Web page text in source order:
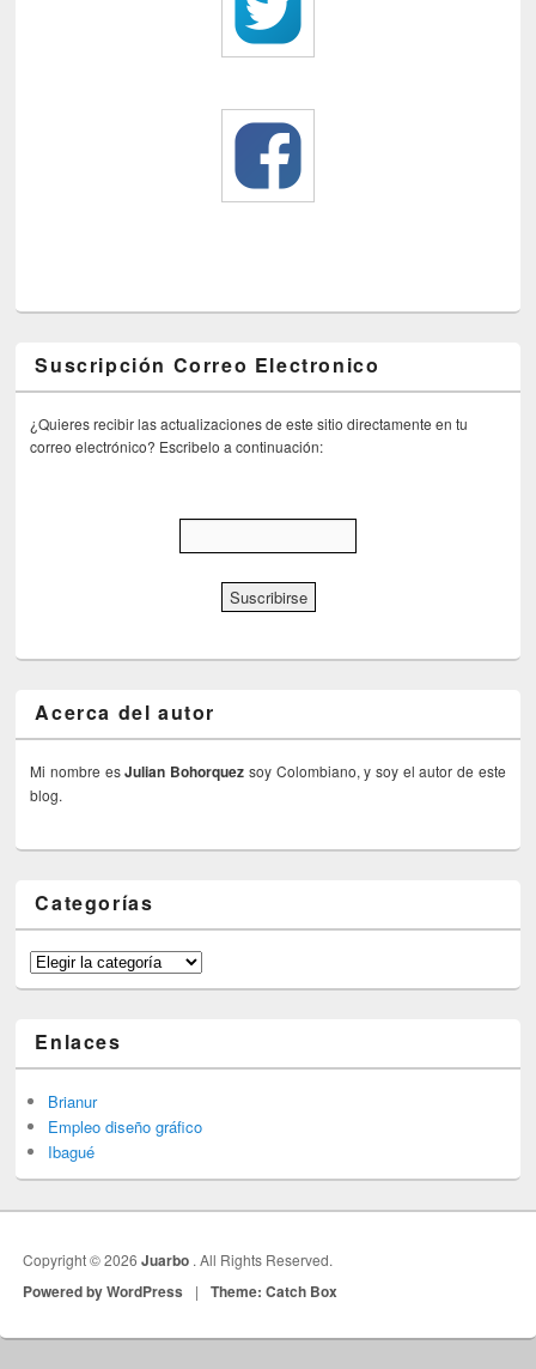
Suscripción Correo Electronico
¿Quieres recibir las actualizaciones de este sitio directamente en tu
correo electrónico? Escribelo a continuación:
Acerca del autor
Mi nombre esJulian Bohorquez soy Colombiano, y soy el autor de este
blog.
Categorías
Categorías
Enlaces
Brianur
Empleo diseño gráfico
Ibagué
Copyright © 2026Juarbo . All Rights Reserved.
Powered by WordPress | Theme: Catch Box